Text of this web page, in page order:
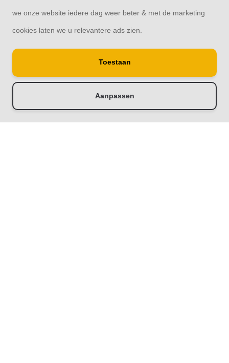
Schutting33 | Thuis in schuttingen
we onze website iedere dag weer beter & met de marketing
cookies laten we u relevantere ads zien.
Toestaan
Aanpassen